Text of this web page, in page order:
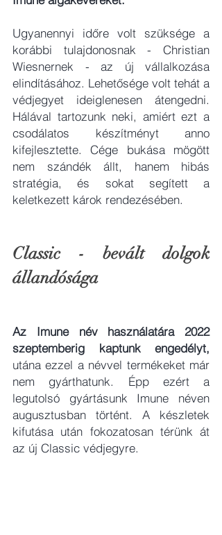
Ugyanennyi időre volt szüksége a
korábbi tulajdonosnak - Christian
Wiesnernek - az új vállalkozása
elindításához. Lehetősége volt tehát a
védjegyet ideiglenesen átengedni.
Hálával tartozunk neki, amiért ezt a
csodálatos készítményt anno
kifejlesztette. Cége bukása mögött
nem szándék állt, hanem hibás
stratégia, és sokat segített a
keletkezett károk rendezésében.
Classic - bevált dolgok
állandósága
Az Imune név használatára 2022
utána ezzel a névvel termékeket már
nem gyárthatunk. Épp ezért a
legutolsó gyártásunk Imune néven
augusztusban történt. A készletek
kifutása után fokozatosan térünk át
az új Classic védjegyre.